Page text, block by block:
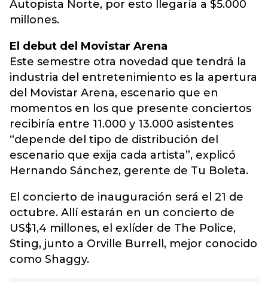
Autopista Norte, por esto llegaría a $5.000
millones.
El debut del Movistar Arena
Este semestre otra novedad que tendrá la
industria del entretenimiento es la apertura
del Movistar Arena, escenario que en
momentos en los que presente conciertos
recibiría entre 11.000 y 13.000 asistentes
“depende del tipo de distribución del
escenario que exija cada artista”, explicó
Hernando Sánchez, gerente de Tu Boleta.
El concierto de inauguración será el 21 de
octubre. Allí estarán en un concierto de
US$1,4 millones, el exlíder de The Police,
Sting, junto a Orville Burrell, mejor conocido
como Shaggy.